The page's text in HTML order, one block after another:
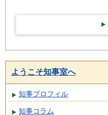
ようこそ知事室へ
知事プロフィル
知事コラム